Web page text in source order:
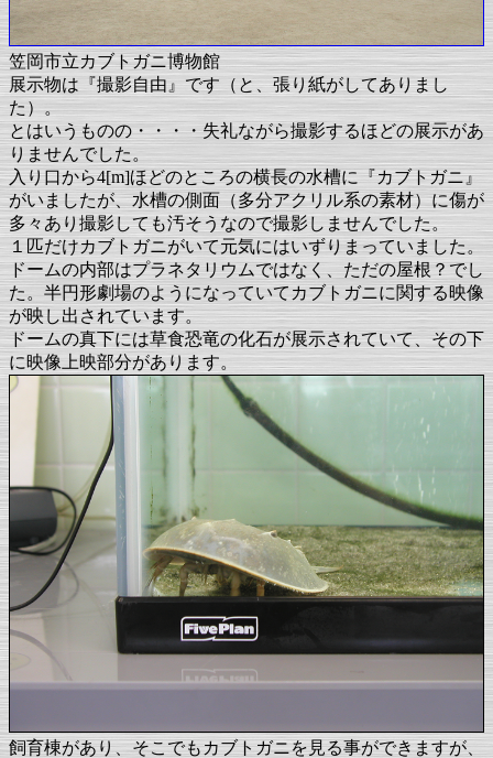
笠岡市立カブトガニ博物館
展示物は『撮影自由』です（と、張り紙がしてありまし
た）。
とはいうものの・・・・失礼ながら撮影するほどの展示があ
りませんでした。
入り口から4[m]ほどのところの横長の水槽に『カブトガニ』
がいましたが、水槽の側面（多分アクリル系の素材）に傷が
多々あり撮影しても汚そうなので撮影しませんでした。
１匹だけカブトガニがいて元気にはいずりまっていました。
ドームの内部はプラネタリウムではなく、ただの屋根？でし
た。半円形劇場のようになっていてカブトガニに関する映像
が映し出されています。
ドームの真下には草食恐竜の化石が展示されていて、その下
に映像上映部分があります。
飼育棟があり、そこでもカブトガニを見る事ができますが、